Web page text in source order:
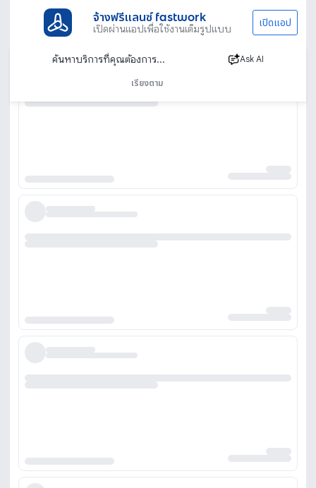
จ้างฟรีแลนซ์ fastwork
เปิดผ่านแอปเพื่อใช้งานเต็มรูปแบบ เปิดแอป
Ask AI
เรียงตาม